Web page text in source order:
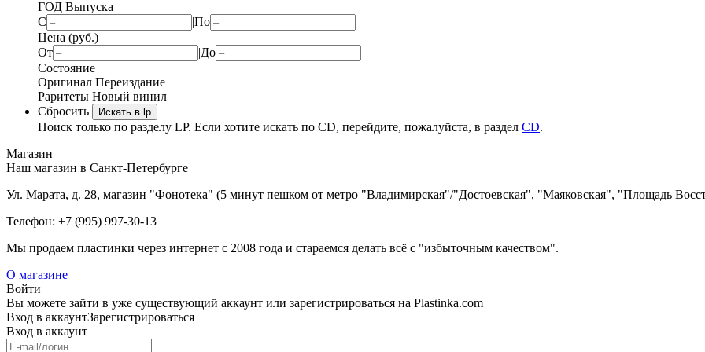
ГОД Выпуска
С
|По
Цена (руб.)
От
|До
Состояние
Оригинал Переиздание
Раритеты Новый винил
Сбросить
Искать в lp
Поиск только по разделу LP. Если хотите искать по CD, перейдите, пожалуйста, в раздел CD.
Магазин
Наш магазин в Санкт-Петербурге
Ул. Марата, д. 28, магазин "Фонотека" (5 минут пешком от метро "Владимирская"/"Достоевская", "Маяковская", "Площадь
Телефон: +7 (995) 997-30-13
Мы продаем пластинки через интернет c 2008 года и стараемся делать всё с "избыточным качеством".
О магазине
Войти
Вы можете зайти в уже существующий аккаунт или зарегистрироваться на Plastinka.com
Вход в аккаунтЗарегистрироваться
Вход в аккаунт